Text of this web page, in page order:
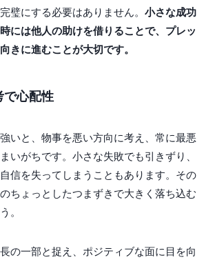
璧にする必要はありません。 小さな成功
には他人の助けを借りることで、プレッ
きに進むことが大切です。
で心配性
いと、物事を悪い方向に考え、常に最悪
いがちです。小さな失敗でも引きずり、
信を失ってしまうこともあります。その
ちょっとしたつまずきで大きく落ち込む
。
の一部と捉え、ポジティブな面に目を向